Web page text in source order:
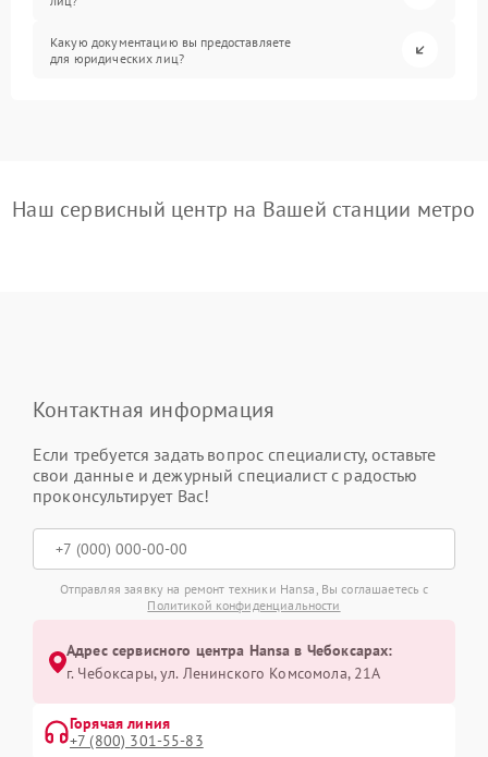
Какую документацию вы предоставляете
для юридических лиц?
Наш сервисный центр на Вашей станции метро
Контактная информация
Если требуется задать вопрос специалисту, оставьте
свои данные и дежурный специалист с радостью
проконсультирует Вас!
Отправляя заявку на ремонт техники Hansa, Вы соглашаетесь с
Политикой конфиденциальности
Адрес сервисного центра Hansa в Чебоксарах:
г. Чебоксары, ул. Ленинского Комсомола, 21А
Горячая линия
+7 (800) 301-55-83